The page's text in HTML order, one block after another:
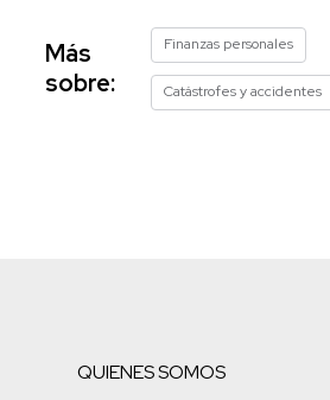
Más
sobre:
Finanzas personales
Catástrofes y accidentes
QUIENES SOMOS